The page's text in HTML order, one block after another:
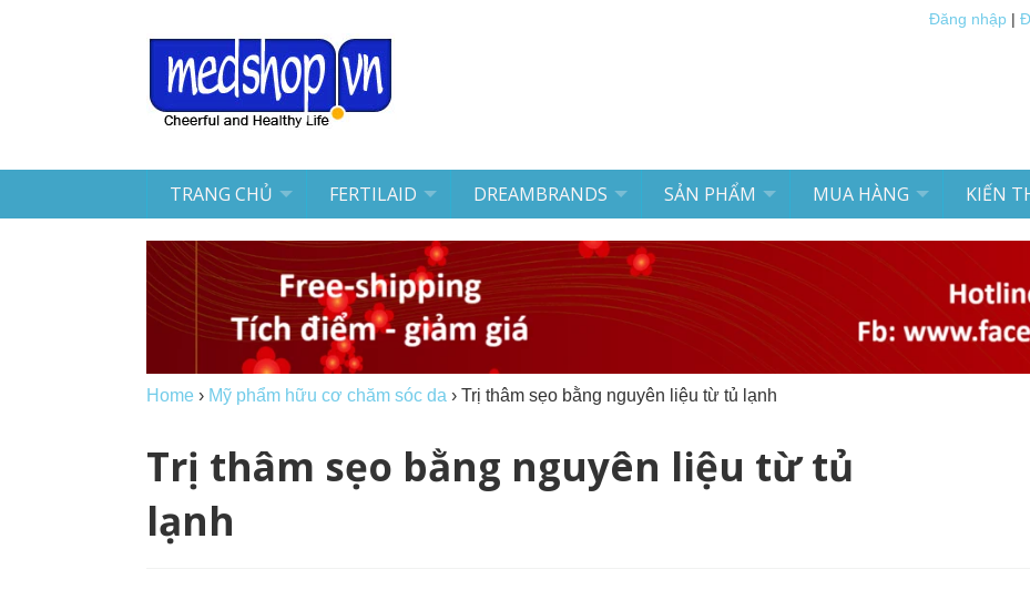
Đăng nhập
TRANG CHỦ FERTILAID DREAMBRANDS SẢN PHẨM MUA HÀNG KIẾN
Home › Mỹ phẩm hữu cơ chăm sóc da › Trị thâm sẹo bằng nguyên liệu từ tủ lạnh
Trị thâm sẹo bằng nguyên liệu từ tủ
lạnh